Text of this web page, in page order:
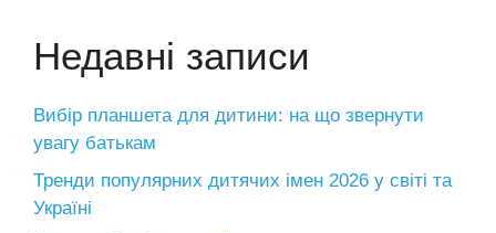
Недавні записи
Вибір планшета для дитини: на що звернути
увагу батькам
Тренди популярних дитячих імен 2026 у світі та
Україні